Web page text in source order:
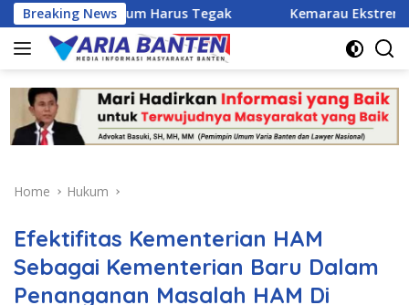
Skip
to
content
Breaking News
Harus Tegak Kemarau Ekstrem Ancam 43 Hektare
Home Hukum
Efektifitas Kementerian HAM
Sebagai Kementerian Baru Dalam
Penanganan Masalah HAM Di